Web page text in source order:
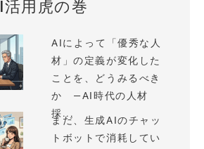
用虎の巻
AIによって「優秀な人
材」の定義が変化した
ことを、どうみるべき
か —AI時代の人材
採...
まだ、生成AIのチャッ
トボットで消耗してい